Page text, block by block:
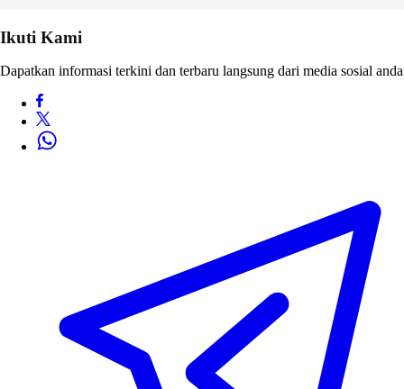
Ikuti Kami
Dapatkan informasi terkini dan terbaru langsung dari media sosial anda